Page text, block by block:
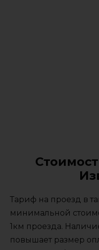
Тариф на проезд в
минимальной
1км проезда.
повышает размер